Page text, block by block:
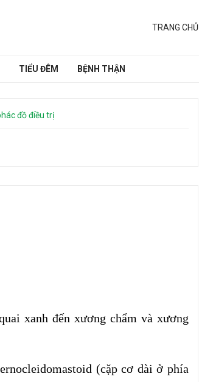
TRANG CHỦ
TIỂU ĐÊM BỆNH THẬN
đồ điều trị
xanh đến xương chẩm và xương
(cặp cơ dài ở phía